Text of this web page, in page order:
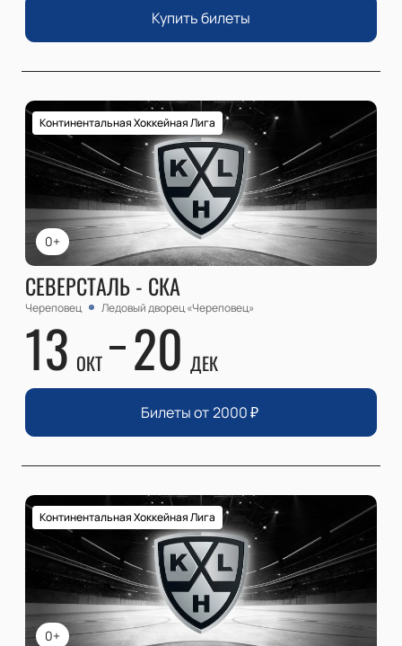
Купить билеты
0+
Континентальная Хоккейная Лига
СЕВЕРСТАЛЬ - СКА
Череповец Ледовый дворец «Череповец»
13 ОКТ 20 ДЕК
Билеты от 2000₽
0+
Континентальная Хоккейная Лига